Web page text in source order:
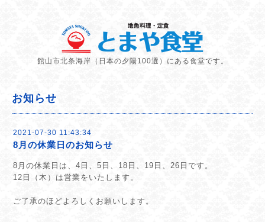
館山市北条海岸（日本の夕陽100選）にある食堂です。
お知らせ
2021-07-30 11:43:34
8月の休業日のお知らせ
8月の休業日は、4日、5日、18日、19日、26日です。
12 日（木）は営業をいたします。
ご了承のほどよろしくお願いします。